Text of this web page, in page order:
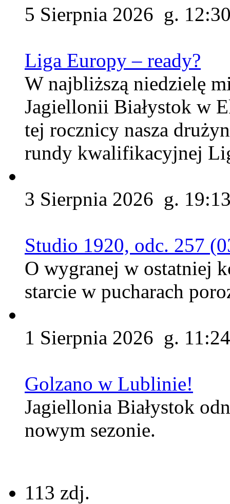
5 Sierpnia 2026 g.
Liga Europy – ready?
W najbliższą niedzielę
Jagiellonii Białystok w
tej rocznicy nasza
rundy kwalifikacyjnej
3 Sierpnia 2026 g.
Studio 1920, odc. 257
O wygranej w ostatniej
starcie w pucharach
1 Sierpnia 2026 g.
Golzano w Lublinie!
Jagiellonia Białystok
nowym sezonie.
113 zdj.